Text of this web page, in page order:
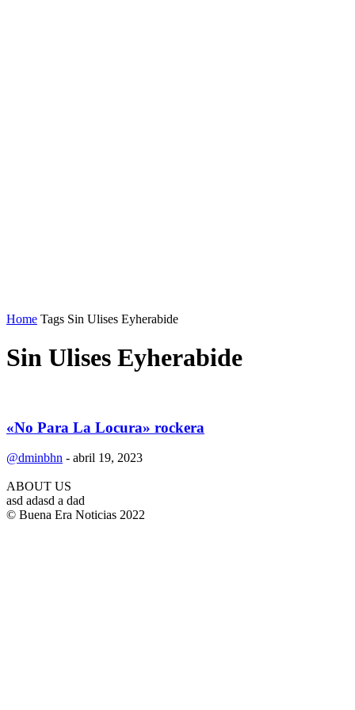
Home Tags Sin Ulises Eyherabide
Sin Ulises Eyherabide
«No Para La Locura» rockera
@dminbhn - abril 19, 2023
ABOUT US
asd adasd a dad
© Buena Era Noticias 2022